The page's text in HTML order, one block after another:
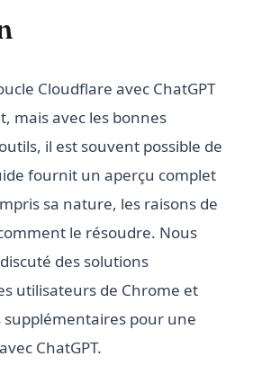
Cloudflare avec ChatGPT
mais avec les bonnes
il est souvent possible de
fournit un aperçu complet
sa nature, les raisons de
le résoudre. Nous
des solutions
utilisateurs de Chrome et
supplémentaires pour une
ChatGPT.